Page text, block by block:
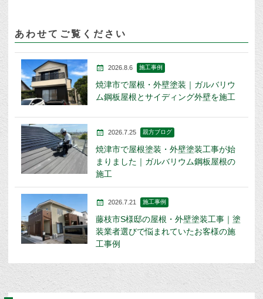
あわせてご覧ください
2026.8.6 施工事例
焼津市で屋根・外壁塗装｜ガルバリウ
ム鋼板屋根とサイディング外壁を施工
2026.7.25 親方ブログ
焼津市で屋根塗装・外壁塗装工事が始
まりました｜ガルバリウム鋼板屋根の
施工
2026.7.21 施工事例
藤枝市S様邸の屋根・外壁塗装工事｜塗
装業者選びで悩まれていたお客様の施
工事例